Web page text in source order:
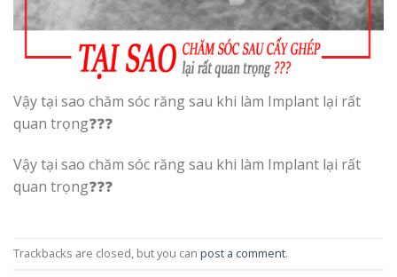
Vậy tại sao chăm sóc răng sau khi làm Implant lại rất
quan trọng❓❓❓
Vậy tại sao chăm sóc răng sau khi làm Implant lại rất
quan trọng❓❓❓
Trackbacks are closed, but you can post a comment.